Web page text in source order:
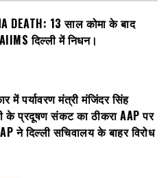
DEATH: 13 साल कोमा के बाद
दिल्ली में निधन।
में पर्यावरण मंत्री मंजिंदर सिंह
के प्रदूषण संकट का ठीकरा AAP पर
ने दिल्ली सचिवालय के बाहर विरोध